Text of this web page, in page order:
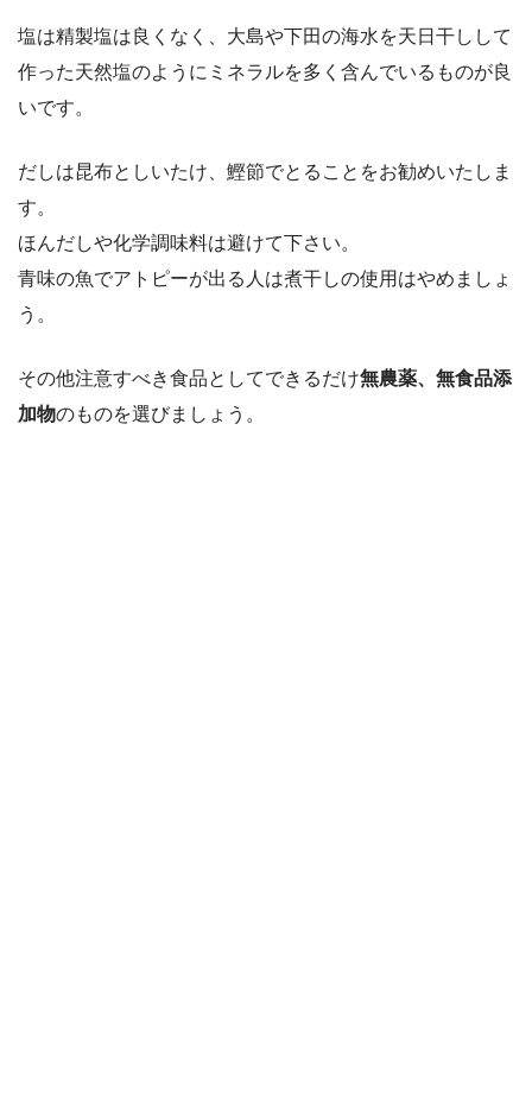
塩は精製塩は良くなく、大島や下田の海水を天日干しして
作った天然塩のようにミネラルを多く含んでいるものが良
いです。
だしは昆布としいたけ、鰹節でとることをお勧めいたしま
す。
ほんだしや化学調味料は避けて下さい。
青味の魚でアトピーが出る人は煮干しの使用はやめましょ
う。
その他注意すべき食品としてできるだけ無農薬、無食品添
加物のものを選びましょう。